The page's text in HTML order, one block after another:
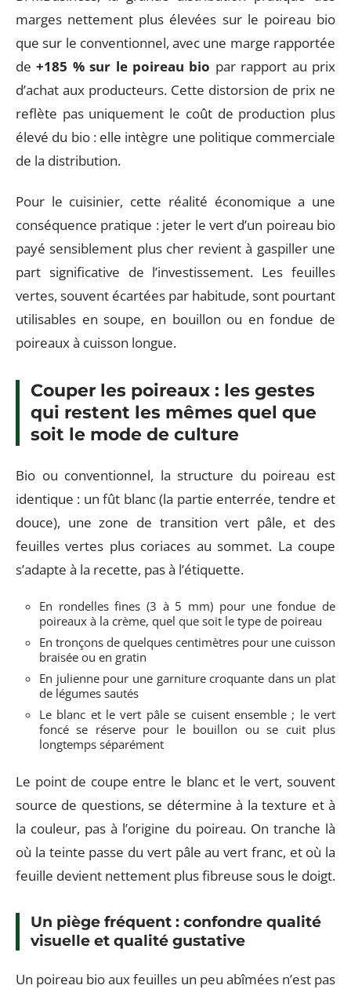
marges nettement plus élevées sur le poireau bio
que sur le conventionnel, avec une marge rapportée
de+185 % sur le poireau bio par rapport au prix
d’achat aux producteurs. Cette distorsion de prix ne
reflète pas uniquement le coût de production plus
élevé du bio : elle intègre une politique commerciale
de la distribution.
Pour le cuisinier, cette réalité économique a une
conséquence pratique : jeter le vert d’un poireau bio
payé sensiblement plus cher revient à gaspiller une
part significative de l’investissement. Les feuilles
vertes, souvent écartées par habitude, sont pourtant
utilisables en soupe, en bouillon ou en fondue de
poireaux à cuisson longue.
Couper les poireaux : les gestes
qui restent les mêmes quel que
soit le mode de culture
Bio ou conventionnel, la structure du poireau est
identique : un fût blanc (la partie enterrée, tendre et
douce), une zone de transition vert pâle, et des
feuilles vertes plus coriaces au sommet. La coupe
s’adapte à la recette, pas à l’étiquette.
En rondelles fines (3 à 5 mm) pour une fondue de
poireaux à la crème, quel que soit le type de poireau
En tronçons de quelques centimètres pour une cuisson
braisée ou en gratin
En julienne pour une garniture croquante dans un plat
de légumes sautés
Le blanc et le vert pâle se cuisent ensemble ; le vert
foncé se réserve pour le bouillon ou se cuit plus
longtemps séparément
Le point de coupe entre le blanc et le vert, souvent
source de questions, se détermine à la texture et à
la couleur, pas à l’origine du poireau. On tranche là
où la teinte passe du vert pâle au vert franc, et où la
feuille devient nettement plus fibreuse sous le doigt.
Un piège fréquent : confondre qualité
visuelle et qualité gustative
Un poireau bio aux feuilles un peu abîmées n’est pas